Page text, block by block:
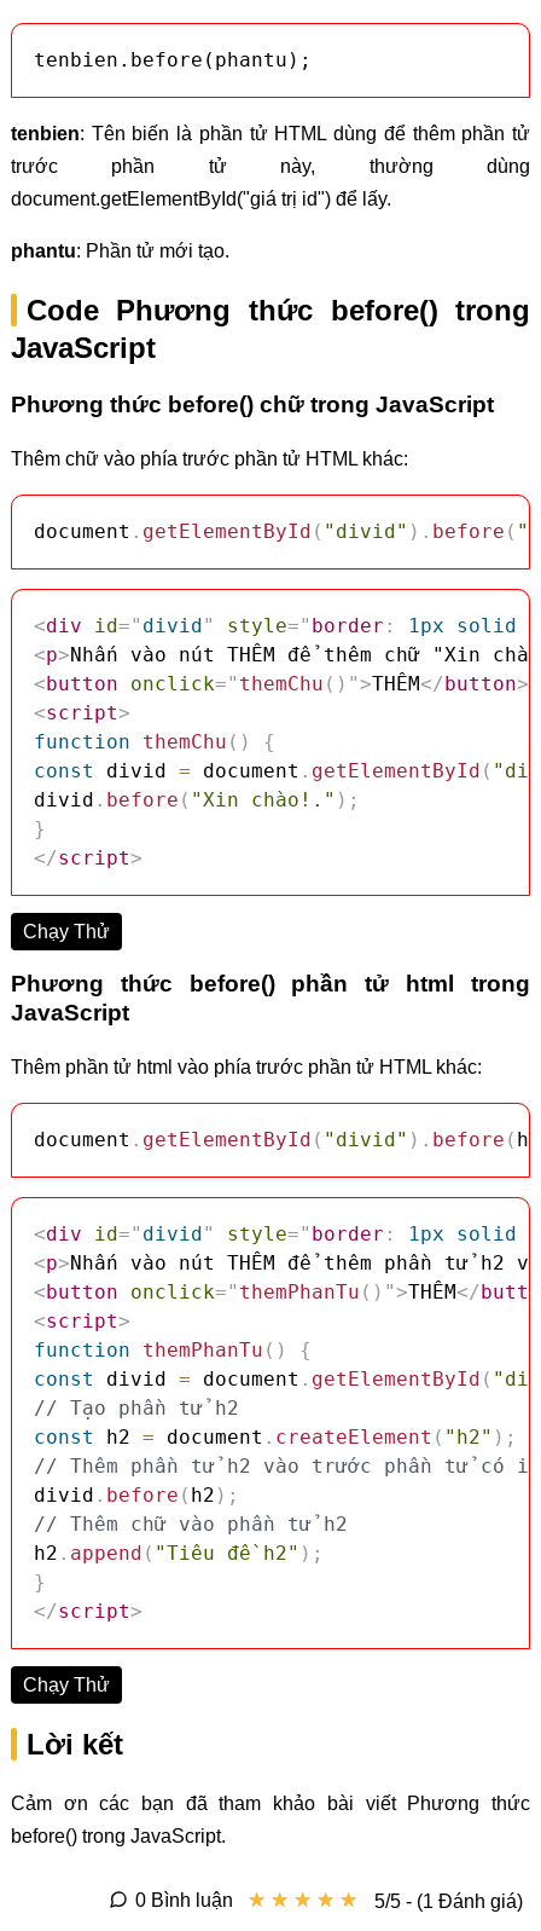
tenbien.before(phantu);
tenbien: Tên biến là phần tử HTML dùng để thêm phần tử
trước phần tử này, thường dùng
document.getElementById("giá trị id") để lấy.
phantu: Phần tử mới tạo.
Code Phương thức before() trong
JavaScript
Phương thức before() chữ trong JavaScript
Thêm chữ vào phía trước phần tử HTML khác:
document . getElementById ( "divid" ) . before (
<div id=" divid" style=" border :
1px solid
<p>Nhấn vào nút THÊM để thêm chữ "Xin
<button onclick=" themChu ( ) ">THÊM</button>
<script>
function
themChu ( )
{
const
divid = document . getElementById (
divid . before ( "Xin chào!." ) ;
}
</script>
Chạy Thử
Phương thức before() phần tử html trong
JavaScript
Thêm phần tử html vào phía trước phần tử HTML khác:
document . getElementById ( "divid" ) . before ( h2
<div id=" divid " style=" border :
1px solid
<p>Nhấn vào nút THÊM để thêm phần tử h2
< button onclick=" themPhanTu ( ) ">THÊM</
<script>
function
themPhanTu ( )
{
const
divid = document . getElementById (
// Tạo phần tử h2
const
h2 = document . createElement ( "h2" ) ;
// Thêm phần tử h2 vào trước phần tử có
divid . before ( h2 ) ;
// Thêm chữ vào phần tử h2
h2 . append ( "Tiêu đề h2" ) ;
}
</script>
Chạy Thử
Lời kết
Cảm ơn các bạn đã tham khảo bài viết Phương thức
before() trong JavaScript.
★ ★ ★ ★ ★
★ ★ ★ ★ ★ 5/5 - (1 Đánh giá)
0 Bình luận